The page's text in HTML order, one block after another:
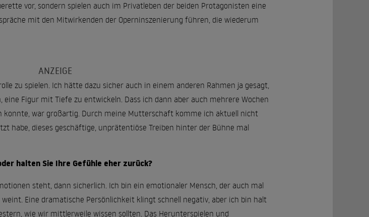
vor, sondern spielen auch im Privatleben der beiden Protagonisten eine
mit den Mitwirkenden der Operninszenierung führen, die wiederum
zu spielen. Ich hätte dazu sicher auch in einem anderen Rahmen ja gesagt,
Figur mit Tiefe zu entwickeln. Dass ich dann aber auch mehrere Wochen
konnte, war großartig. Durch meine Mutterschaft komme ich aktuell nicht
habe, dieses geschäftige, unprätentiöse Treiben hinter der Bühne mal
halten Sie Ihre Gefühle eher zurück?
steht, dann sicherlich. Ich bin ein emotionaler Mensch, der auch mal
Eine dramatische Persönlichkeit klingt schnell negativ, aber ich bin halt
wie wir mittlerweile wissen sollten. Das Herunterspielen und